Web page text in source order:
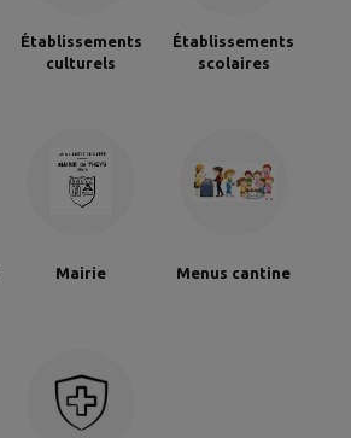
Établissements
culturels
Établissements
scolaires
Mairie Menus cantine